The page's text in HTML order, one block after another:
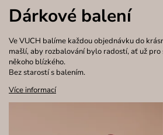
Dárkové balení
Ve VUCH balíme každou objednávku do
mašlí, aby rozbalování bylo radostí, ať už
někoho blízkého.
Bez starostí s balením.
Více informací